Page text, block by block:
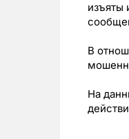
изъяты
В
На